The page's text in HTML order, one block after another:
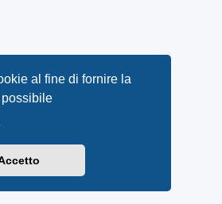
al fine di fornire la